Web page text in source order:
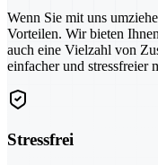
Wenn Sie mit uns
Vorteilen. Wir bieten
auch eine Vielzahl von
einfacher und stressfreier
Stressfrei